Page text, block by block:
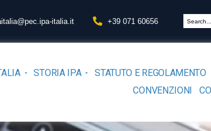
italia.it +39 071 60656
STORIA IPA STATUTO E REGOLAMENTO
CONVENZIONI